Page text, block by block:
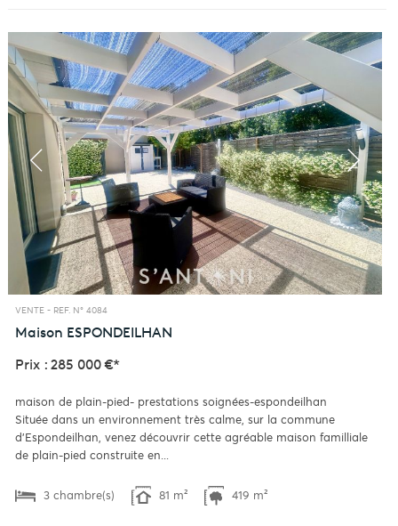
VENTE - REF. N° 4084
Maison ESPONDEILHAN
Prix : 285 000 €*
maison de plain-pied- prestations soignées-espondeilhan
Située dans un environnement très calme, sur la commune
d'Espondeilhan, venez découvrir cette agréable maison familliale
de plain-pied construite en...
3 chambre(s) 81 m² 419 m²